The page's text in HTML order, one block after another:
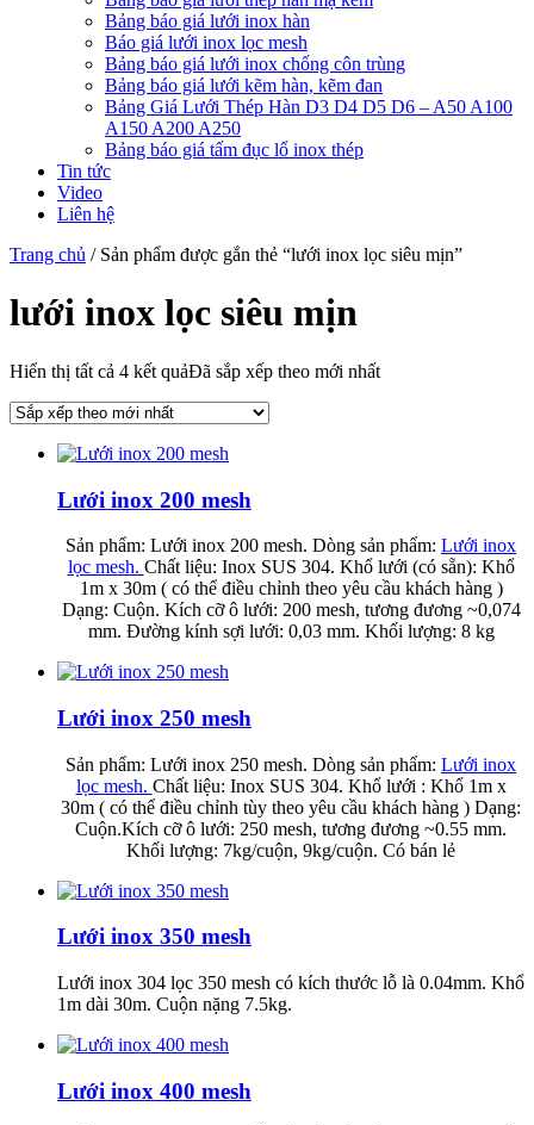
Bảng báo giá lưới inox hàn
Báo giá lưới inox lọc mesh
Bảng báo giá lưới inox chống côn trùng
Bảng báo giá lưới kẽm hàn, kẽm đan
Bảng Giá Lưới Thép Hàn D3 D4 D5 D6 – A50 A100
A150 A200 A250
Bảng báo giá tấm đục lổ inox thép
Tin tức
Video
Liên hệ
Trang chủ / Sản phẩm được gắn thẻ “lưới inox lọc siêu mịn”
lưới inox lọc siêu mịn
Hiển thị tất cả 4 kết quảĐã sắp xếp theo mới nhất
Lưới inox 200 mesh
Sản phẩm: Lưới inox 200 mesh. Dòng sản phẩm: Lưới inox
lọc mesh. Chất liệu: Inox SUS 304. Khổ lưới (có sẵn): Khổ
1m x 30m ( có thể điều chỉnh theo yêu cầu khách hàng )
Dạng: Cuộn. Kích cỡ ô lưới: 200 mesh, tương đương ~0,074
mm. Đường kính sợi lưới: 0,03 mm. Khối lượng: 8 kg
Lưới inox 250 mesh
Sản phẩm: Lưới inox 250 mesh. Dòng sản phẩm: Lưới inox
lọc mesh. Chất liệu: Inox SUS 304. Khổ lưới : Khổ 1m x
30m ( có thể điều chỉnh tùy theo yêu cầu khách hàng ) Dạng:
Cuộn.Kích cỡ ô lưới: 250 mesh, tương đương ~0.55 mm.
Khối lượng: 7kg/cuộn, 9kg/cuộn. Có bán lẻ
Lưới inox 350 mesh
Lưới inox 304 lọc 350 mesh có kích thước lỗ là 0.04mm. Khổ
1m dài 30m. Cuộn nặng 7.5kg.
Lưới inox 400 mesh